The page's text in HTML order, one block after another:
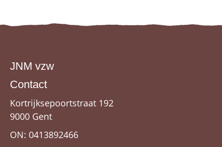
JNM vzw
Contact
Kortrijksepoortstraat 192
9000 Gent
ON: 0413892466